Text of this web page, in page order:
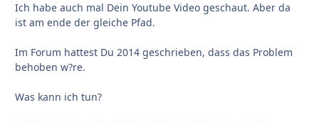
Ich habe auch mal Dein Youtube Video geschaut. Aber da
ist am ende der gleiche Pfad.
Im Forum hattest Du 2014 geschrieben, dass das Problem
behoben w?re.
Was kann ich tun?